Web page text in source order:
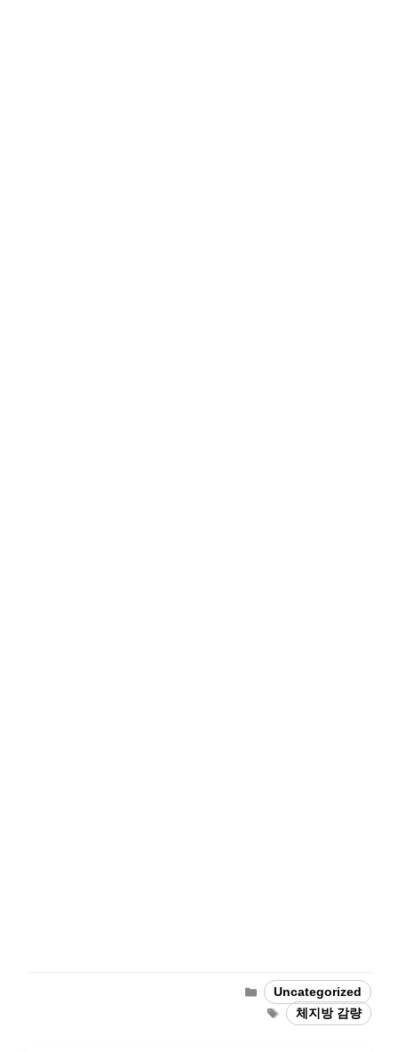
Categories
Uncategorized
Tags
체지방 감량